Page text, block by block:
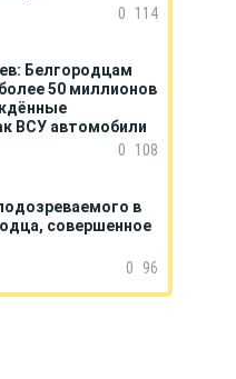
0
114
Белгородцам
50 миллионов
ВСУ автомобили
0
108
в
совершенное
0 96